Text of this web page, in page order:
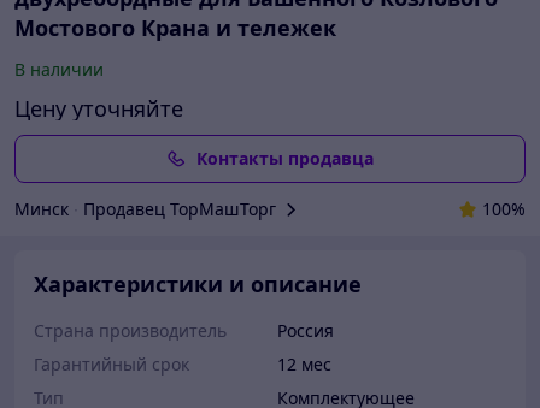
Мостового Крана и тележек
В наличии
Цену уточняйте
Контакты продавца
Минск Продавец ТорМашТорг 100%
Характеристики и описание
Страна производитель
Россия
Гарантийный срок
12 мес
Тип
Комплектующее